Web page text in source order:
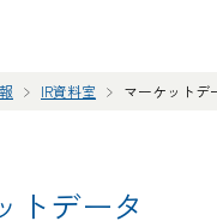
IR資料室 マーケットデ
トデータ